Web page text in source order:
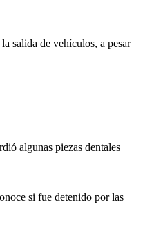
salida de vehículos, a pesar
algunas piezas dentales
si fue detenido por las